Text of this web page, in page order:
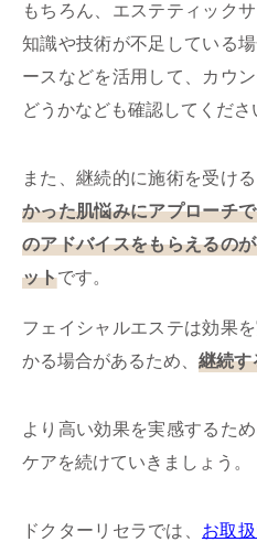
もちろん、エステティック
知識や技術が不足している
ースなどを活用して、カウ
どうかなども確認してくださ
また、継続的に施術を受ける
かった肌悩みにアプローチ
のアドバイスをもらえるの
ットです。
フェイシャルエステは効果
かる場合があるため、 継続す
より高い効果を実感するた
ケアを続けていきましょう。
ドクターリセラでは、 お取